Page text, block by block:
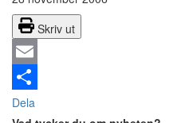
Skriv ut
Email
Dela